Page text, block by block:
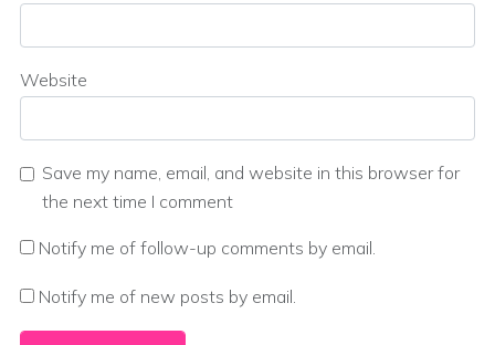
Website
Save my name, email, and website in this browser for
the next time I comment
Notify me of follow-up comments by email.
Notify me of new posts by email.